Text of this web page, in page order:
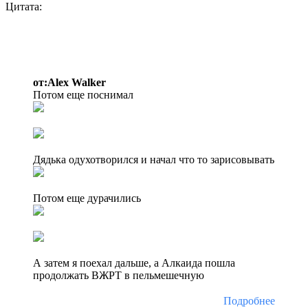
Цитата:
от:Alex Walker
Потом еще поснимал
Дядька одухотворился и начал что то зарисовывать
Потом еще дурачились
А затем я поехал дальше, а Алкаида пошла
продолжать ВЖРТ в пельмешечную
Подробнее